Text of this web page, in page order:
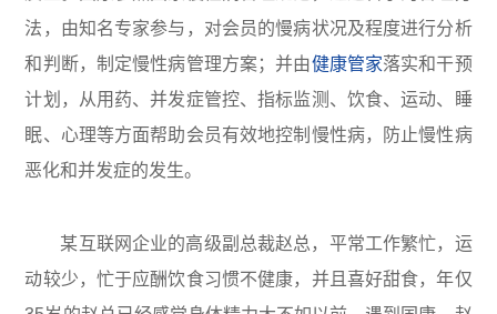
法，由知名专家参与，对会员的慢病状况及程度进行分析
和判断，制定慢性病管理方案；并由健康管家落实和干预
计划，从用药、并发症管控、指标监测、饮食、运动、睡
眠、心理等方面帮助会员有效地控制慢性病，防止慢性病
恶化和并发症的发生。
某互联网企业的高级副总裁赵总，平常工作繁忙，运
动较少，忙于应酬饮食习惯不健康，并且喜好甜食，年仅